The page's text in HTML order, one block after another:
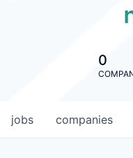
0
jobs companies